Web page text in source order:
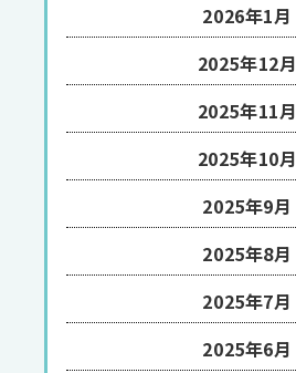
2026年1月
2025年12月
2025年11月
2025年10月
2025年9月
2025年8月
2025年7月
2025年6月